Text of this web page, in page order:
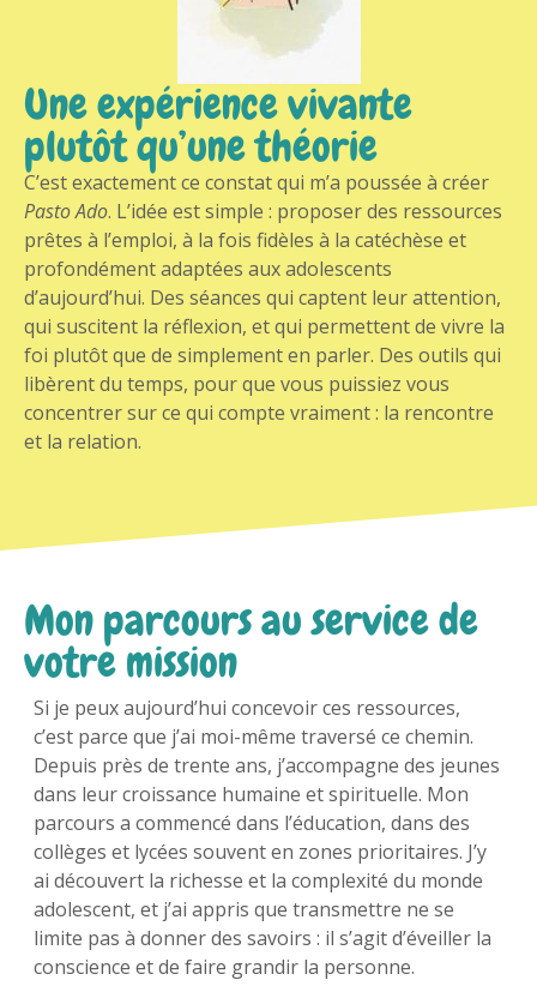
Une expérience vivante
plutôt qu’une théorie
C’est exactement ce constat qui m’a poussée à créer
Pasto Ado. L’idée est simple : proposer des ressources
prêtes à l’emploi, à la fois fidèles à la catéchèse et
profondément adaptées aux adolescents
d’aujourd’hui. Des séances qui captent leur attention,
qui suscitent la réflexion, et qui permettent de vivre la
foi plutôt que de simplement en parler. Des outils qui
libèrent du temps, pour que vous puissiez vous
concentrer sur ce qui compte vraiment : la rencontre
et la relation.
Mon parcours au service de
votre mission
Si je peux aujourd’hui concevoir ces ressources,
c’est parce que j’ai moi-même traversé ce chemin.
Depuis près de trente ans, j’accompagne des jeunes
dans leur croissance humaine et spirituelle. Mon
parcours a commencé dans l’éducation, dans des
collèges et lycées souvent en zones prioritaires. J’y
ai découvert la richesse et la complexité du monde
adolescent, et j’ai appris que transmettre ne se
limite pas à donner des savoirs : il s’agit d’éveiller la
conscience et de faire grandir la personne.